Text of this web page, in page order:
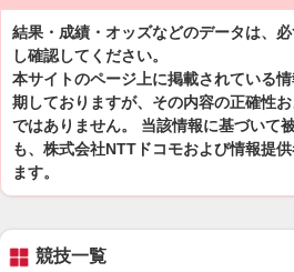
結果・成績・オッズなどのデータは、
し確認してください。
本サイトのページ上に掲載されている
期しておりますが、その内容の正確性
ではありません。 当該情報に基づいて
も、株式会社NTTドコモおよび情報提
ます。
競技一覧